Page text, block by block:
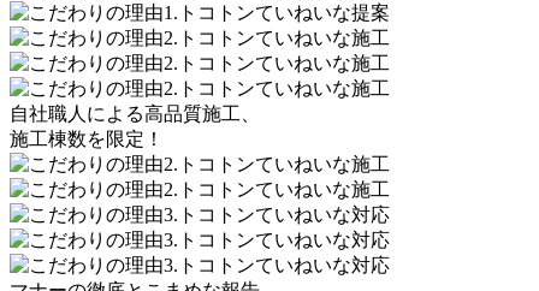
自社職人による高品質施工
施工棟数を限定！